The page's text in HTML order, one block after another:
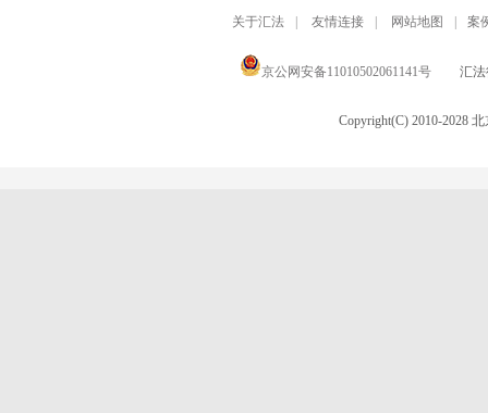
关于汇法 友情连接 网站地图 案
京公网安备11010502061141号 汇法
Copyright(C) 2010-2028